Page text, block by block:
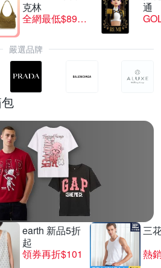
克林
全網最低$8999
通
嚴選品牌
earth 新品5折
起
領券再折$101
三
熱